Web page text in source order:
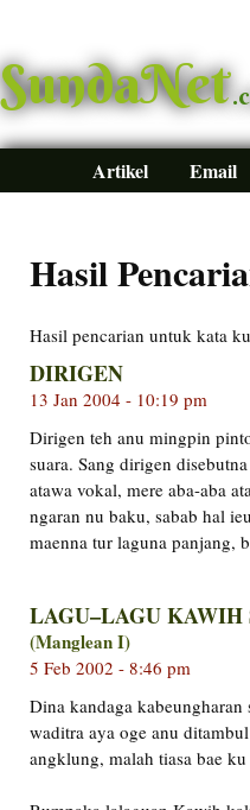
SundaNet
Artikel Email
Hasil
Hasil pencarian untuk kata
DIRIGEN
13 Jan 2004 - 10:19 pm
Dirigen teh anu mingpin
suara. Sang dirigen
atawa vokal, mere aba-aba
ngaran nu baku, sabab hal
maenna tur laguna panjang,
LAGU–LAGU KAWIH
(Manglean I)
5 Feb 2002 - 8:46 pm
Dina kandaga
waditra aya oge anu
angklung, malah tiasa bae